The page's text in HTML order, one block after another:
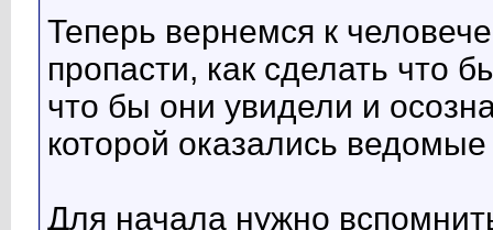
Теперь вернемся к
пропасти, как сделать что
что бы они увидели и
которой оказались
Для начала нужно